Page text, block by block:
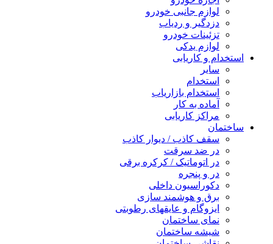
لوازم جانبی خودرو
دزدگیر و ردیاب
تزئینات خودرو
لوازم یدکی
استخدام و کاریابی
سایر
استخدام
استخدام بازاریاب
آماده به کار
مراکز کاریابی
ساختمان
سقف کاذب / دیوار کاذب
در ضد سرقت
در اتوماتیک / کرکره برقی
در و پنجره
دکوراسیون داخلی
برق و هوشمند سازی
ایزوگام و عایقهای رطوبتی
نمای ساختمان
شیشه ساختمان